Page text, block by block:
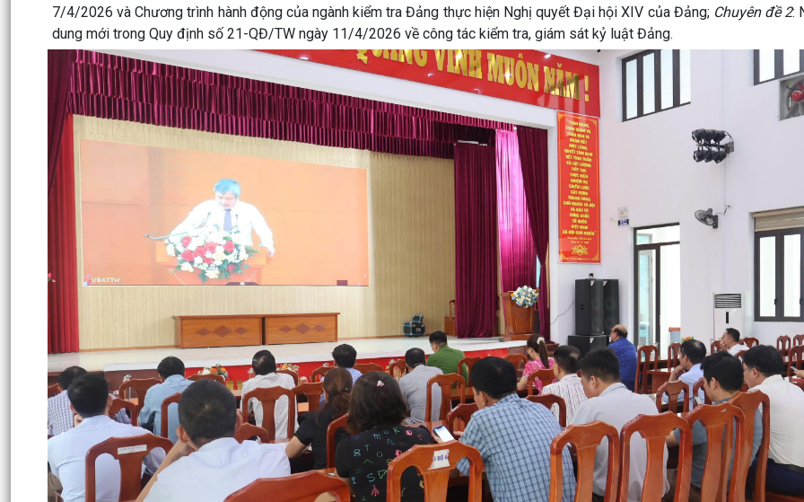
7/4/2026 và Chương trình hành động của ngành kiểm tra Đảng thực hiện Nghị quyết Đại hội XIV của Đảng; Chuyên đề 2:
dung mới trong Quy định số 21-QĐ/TW ngày 11/4/2026 về công tác kiểm tra, giám sát kỷ luật Đảng.